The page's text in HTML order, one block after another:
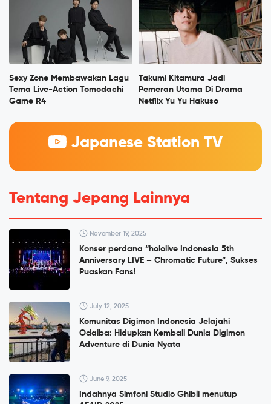
Sexy Zone Membawakan Lagu
Tema Live-Action Tomodachi
Game R4
Takumi Kitamura Jadi
Pemeran Utama Di Drama
Netflix Yu Yu Hakuso
Japanese Station TV
Tentang Jepang Lainnya
November 19, 2025
Konser perdana “hololive Indonesia 5th
Anniversary LIVE – Chromatic Future”, Sukses
Puaskan Fans!
July 12, 2025
Komunitas Digimon Indonesia Jelajahi
Odaiba: Hidupkan Kembali Dunia Digimon
Adventure di Dunia Nyata
June 9, 2025
Indahnya Simfoni Studio Ghibli menutup